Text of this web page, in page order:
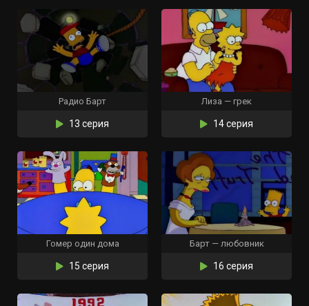
Радио Барт
13 серия
Лиза — грек
14 серия
Гомер один дома
15 серия
Барт — любовник
16 серия